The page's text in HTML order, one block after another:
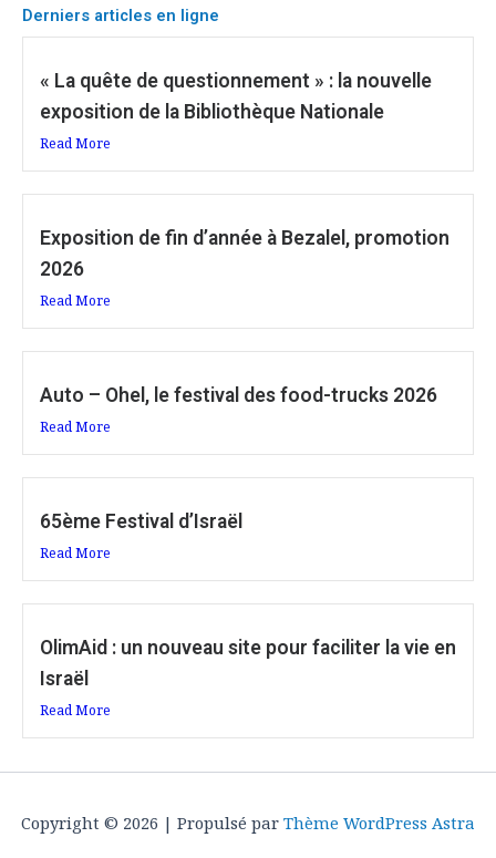
Derniers articles en ligne
« La quête de questionnement » : la nouvelle
exposition de la Bibliothèque Nationale
Read More
Exposition de fin d’année à Bezalel, promotion
2026
Read More
Auto – Ohel, le festival des food-trucks 2026
Read More
65ème Festival d’Israël
Read More
OlimAid : un nouveau site pour faciliter la vie en
Israël
Read More
Copyright © 2026 | Propulsé par Thème WordPress Astra